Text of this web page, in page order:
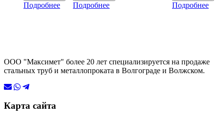
Подробнее Подробнее Подробнее
ООО "Максимет" более 20 лет специализируется на продаже
стальных труб и металлопроката в Волгограде и Волжском.
Карта сайта